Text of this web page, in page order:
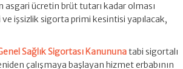
asgari ücretin brüt tutarı kadar olması
işsizlik sigorta primi kesintisi yapılacak,
Sağlık Sigortası Kanununatabi sigortalı
çalışmaya başlayan hizmet erbabının